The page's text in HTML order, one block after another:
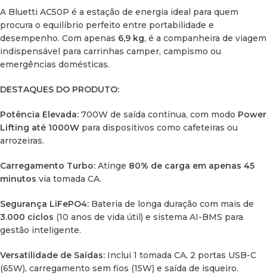
Garantia:5 anos
CONTEÚDO DA EMBALAGEM: Estação AC50P, cabo de
carregamento CA, cabo de carregamento para carro e cabo
solar.
A Bluetti AC50P é a estação de energia ideal para quem
procura o equilíbrio perfeito entre portabilidade e
desempenho. Com apenas 6,9 kg, é a companheira de viagem
indispensável para carrinhas camper, campismo ou
emergências domésticas.
DESTAQUES DO PRODUTO:
Potência Elevada: 700W de saída contínua, com modo Power
Lifting até 1000W para dispositivos como cafeteiras ou
arrozeiras.
Carregamento Turbo: Atinge 80% de carga em apenas 45
minutos via tomada CA.
Segurança LiFePO4: Bateria de longa duração com mais de
3.000 ciclos (10 anos de vida útil) e sistema AI-BMS para
gestão inteligente.
Versatilidade de Saídas: Inclui 1 tomada CA, 2 portas USB-C
(65W), carregamento sem fios (15W) e saída de isqueiro.